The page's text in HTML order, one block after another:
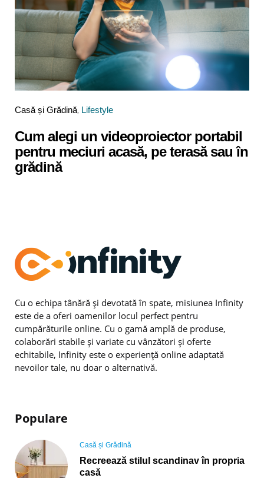
Categories
Posted
Casă și Grădină Lifestyle
Cum alegi un videoproiector portabil
pentru meciuri acasă, pe terasă sau în
grădină
Cu o echipa tânără și devotată în spate, misiunea Infinity
este de a oferi oamenilor locul perfect pentru
cumpărăturile online. Cu o gamă amplă de produse,
colaborări stabile și variate cu vânzători și oferte
echitabile, Infinity este o experiență online adaptată
nevoilor tale, nu doar o alternativă.
Populare
Posted
in
Casă și Grădină
Recreează stilul scandinav în propria
casă